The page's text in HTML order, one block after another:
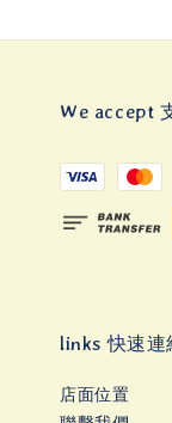
We accept
links 快速連
店面位置